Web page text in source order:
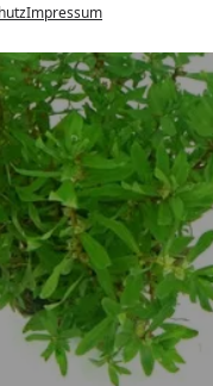
Impressum